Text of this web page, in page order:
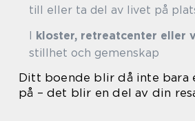
till eller ta del av livet på
I kloster, retreatcenter eller
stillhet och gemenskap
Ditt boende blir då inte bara
på – det blir en del av din